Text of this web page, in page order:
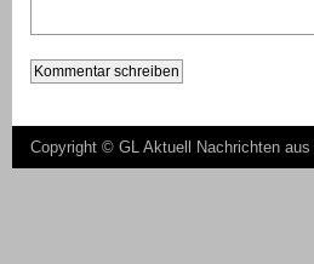
Copyright © GL Aktuell Nachrichten